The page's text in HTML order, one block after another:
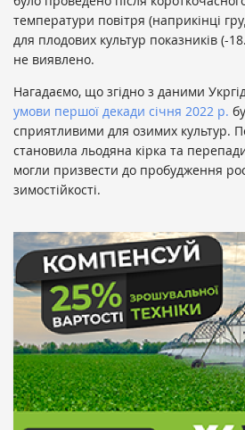
температури повітря (наприкінці
для плодових культур показників (-
не виявлено.
Нагадаємо, що згідно з даними
умови першої декади січня 2022 р.
сприятливими для озимих культур.
становила льодяна кірка та
могли призвести до пробудження
зимостійкості.